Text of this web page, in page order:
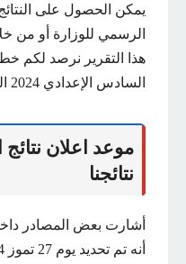
يمكن الحصول على
الرسمي للوزارة أو من
هذا التقرير نرصد لكم
السادس الإعدادي 2024 الدور الأول.
موعد اعلان
نتائجنا
أشارت بعض المصادر